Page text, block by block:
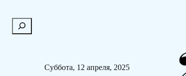
о
Суббота, 12 апреля, 2025